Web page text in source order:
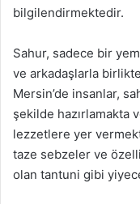
bilgilendirmektedir.
Sahur, sadece bir
ve arkadaşlarla
Mersin’de insanlar,
şekilde hazırlamakta
lezzetlere yer
taze sebzeler ve
olan tantuni gibi